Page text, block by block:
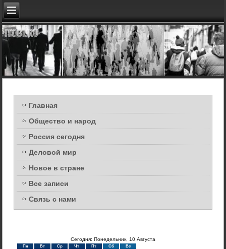
Главная
Общество и народ
Россия сегодня
Деловой мир
Новое в стране
Все записи
Связь с нами
Сегодня: Понедельник, 10 Августа
Пн Вт Ср Чт Пт Сб Вс